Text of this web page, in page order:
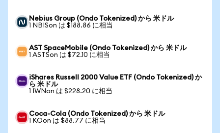
Nebius Group (Ondo Tokenized) から 米ドル
1 NBISon は $188.86 に相当
AST SpaceMobile (Ondo Tokenized) から 米ドル
1 ASTSon は $72.10 に相当
iShares Russell 2000 Value ETF (Ondo Tokenized) か
ら 米ドル
1 IWNon は $228.20 に相当
Coca-Cola (Ondo Tokenized) から 米ドル
1 KOon は $88.77 に相当